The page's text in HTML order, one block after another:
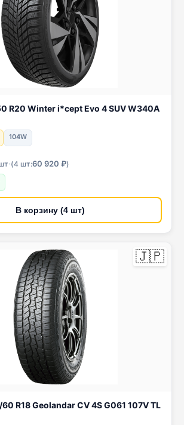
104W
·(4 шт:60 920 ₽)
В корзину (4 шт)
🇯🇵
Yokohama 235/60 R18 Geolandar CV 4S G061 107V TL